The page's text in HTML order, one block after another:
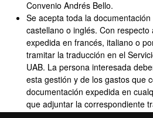
Convenio Andrés Bello.
Se acepta toda la
castellano o inglés. Con respecto
expedida en francés, italiano o
tramitar la traducción en el
UAB. La persona interesada
esta gestión y de los gastos que
documentación expedida en
que adjuntar la correspondiente